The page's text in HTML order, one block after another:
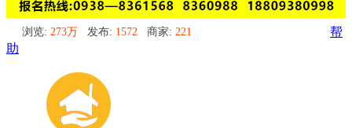
浏览: 273万 发布: 1572 商家: 221
帮
助